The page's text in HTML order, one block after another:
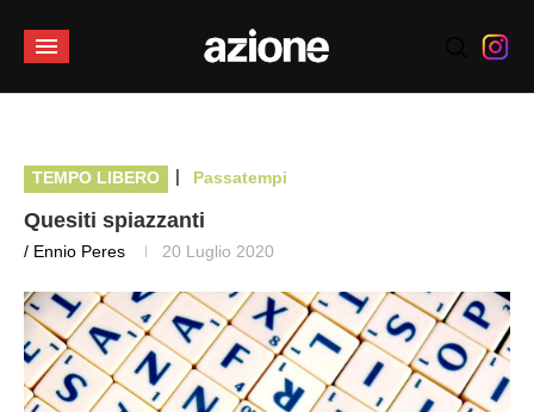
TEMPO LIBERO | Passatempi
Quesiti spiazzanti
/ Ennio Peres 20 Luglio 2020